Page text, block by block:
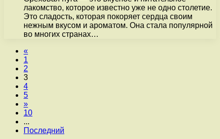
лакомство, которое известно уже не одно столетие.
Это сладость, которая покоряет сердца своим
нежным вкусом и ароматом. Она стала популярной
во многих странах…
«
1
2
3
4
5
»
10
...
Последний